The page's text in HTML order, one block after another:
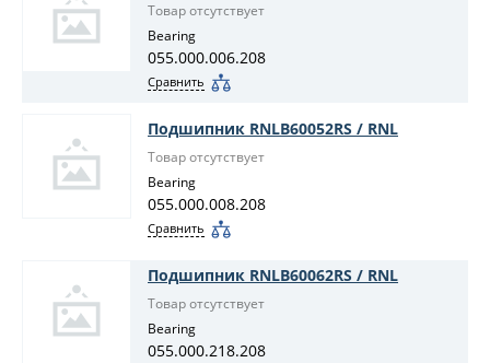
Товар отсутствует
Bearing
055.000.006.208
Сравнить
Подшипник RNLB60052RS / RNL
Товар отсутствует
Bearing
055.000.008.208
Сравнить
Подшипник RNLB60062RS / RNL
Товар отсутствует
Bearing
055.000.218.208